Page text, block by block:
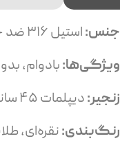
جنس:استیل ۳۱۶ ضد حساسیت (رنگ ثابت و مقاوم)
ویژگی‌ها:بادوام،
زنجیر:دیپلمات ۴۵ سانتی‌متری (شیک و مقاوم)
رنگ‌بندی:نقره‌ای،